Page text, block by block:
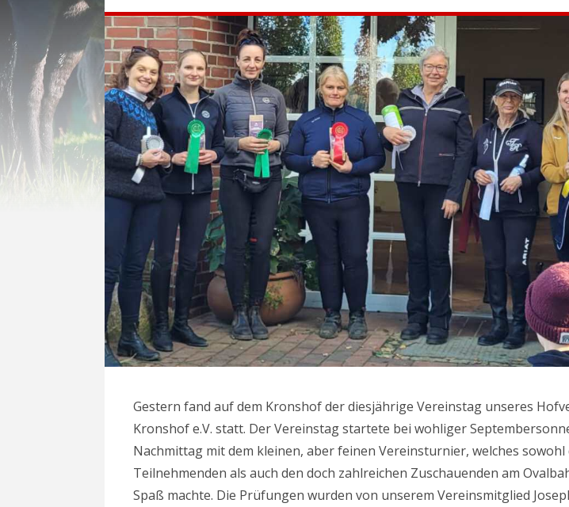
Gestern fand auf dem Kronshof der diesjährige Vereinstag unseres
Kronshof e.V. statt. Der Vereinstag startete bei wohliger
Nachmittag mit dem kleinen, aber feinen Vereinsturnier, welches sowohl
Teilnehmenden als auch den doch zahlreichen Zuschauenden am
Spaß machte. Die Prüfungen wurden von unserem Vereinsmitglied